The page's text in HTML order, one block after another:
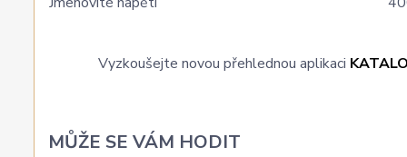
Vyzkoušejte novou přehlednou aplikaci
MŮŽE SE VÁM HODIT